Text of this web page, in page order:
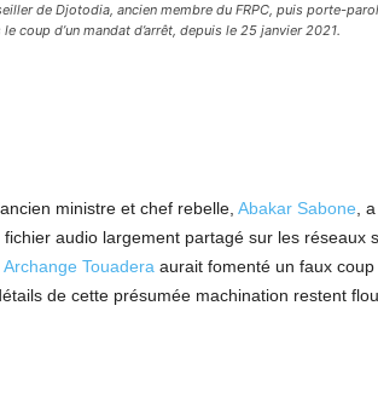
de Djotodia, ancien membre du FRPC, puis porte-
coup d’un mandat d’arrêt, depuis le 25 janvier 2021.
ministre et chef rebelle, Abakar Sabone ,
audio largement partagé sur les réseaux
Archange Touadera aurait fomenté un faux
de cette présumée machination restent